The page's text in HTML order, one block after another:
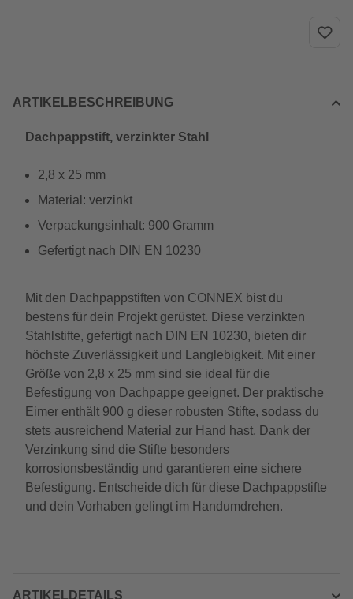
ARTIKELBESCHREIBUNG
Dachpappstift, verzinkter Stahl
2,8 x 25 mm
Material: verzinkt
Verpackungsinhalt: 900 Gramm
Gefertigt nach DIN EN 10230
Mit den Dachpappstiften von CONNEX bist du
bestens für dein Projekt gerüstet. Diese verzinkten
Stahlstifte, gefertigt nach DIN EN 10230, bieten dir
höchste Zuverlässigkeit und Langlebigkeit. Mit einer
Größe von 2,8 x 25 mm sind sie ideal für die
Befestigung von Dachpappe geeignet. Der praktische
Eimer enthält 900 g dieser robusten Stifte, sodass du
stets ausreichend Material zur Hand hast. Dank der
Verzinkung sind die Stifte besonders
korrosionsbeständig und garantieren eine sichere
Befestigung. Entscheide dich für diese Dachpappstifte
und dein Vorhaben gelingt im Handumdrehen.
ARTIKELDETAILS